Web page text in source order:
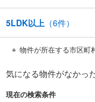
5LDK以上 （6件）
物件が所在する市区町
気になる物件がなかっ
現在の検索条件